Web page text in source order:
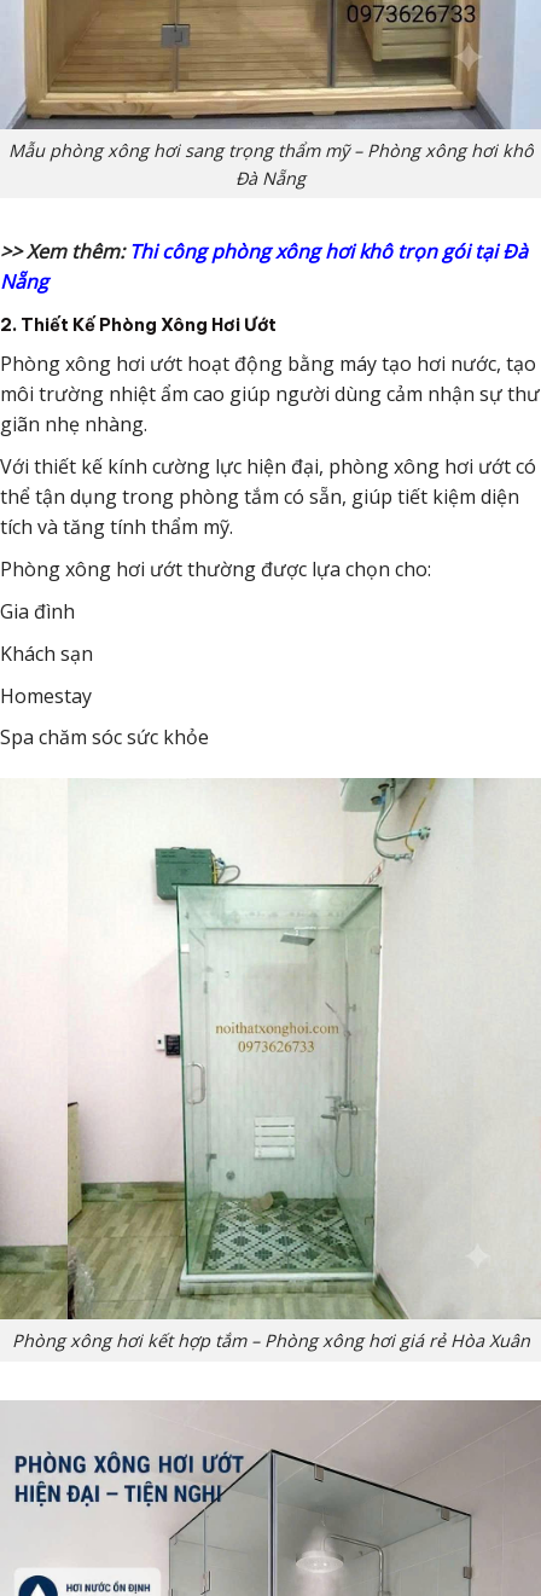
Mẫu phòng xông hơi sang trọng thẩm mỹ – Phòng xông hơi khô
Đà Nẵng
>> Xem thêm:Thi công phòng xông hơi khô trọn gói tại Đà
Nẵng
2. Thiết Kế Phòng Xông Hơi Ướt
Phòng xông hơi ướt hoạt động bằng máy tạo hơi nước, tạo
môi trường nhiệt ẩm cao giúp người dùng cảm nhận sự thư
giãn nhẹ nhàng.
Với thiết kế kính cường lực hiện đại, phòng xông hơi ướt có
thể tận dụng trong phòng tắm có sẵn, giúp tiết kiệm diện
tích và tăng tính thẩm mỹ.
Phòng xông hơi ướt thường được lựa chọn cho:
Gia đình
Khách sạn
Homestay
Spa chăm sóc sức khỏe
Phòng xông hơi kết hợp tắm – Phòng xông hơi giá rẻ Hòa Xuân